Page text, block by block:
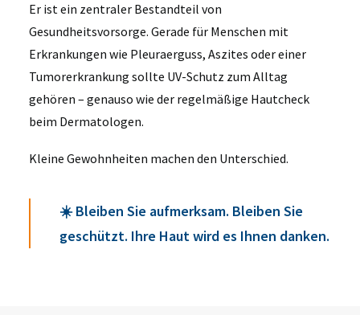
Er ist ein zentraler Bestandteil von
Gesundheitsvorsorge. Gerade für Menschen mit
Erkrankungen wie Pleuraerguss, Aszites oder einer
Tumorerkrankung sollte UV-Schutz zum Alltag
gehören – genauso wie der regelmäßige Hautcheck
beim Dermatologen.
Kleine Gewohnheiten machen den Unterschied.
☀️ Bleiben Sie aufmerksam. Bleiben Sie
geschützt. Ihre Haut wird es Ihnen danken.